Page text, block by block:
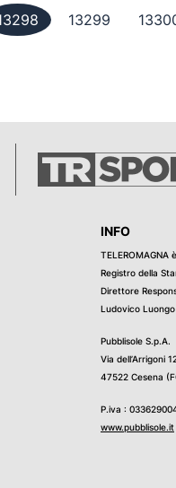
in concorso. Alla coppia
di circa 167mila euro
13297Pagina 13298
13299 Pagina
INFO
Registro della
Direttore
Ludovico Luongo
Pubblisole S.p.A.
Via dell’Arrigoni
47522 Cesena
P.iva :
www.pubblisole.it